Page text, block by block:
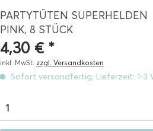
PARTYTÜTEN SUPERHELDEN
PINK, 8 STÜCK
4,30 € *
inkl. MwSt. zzgl. Versandkosten
Sofort versandfertig, Lieferzeit: 1-3